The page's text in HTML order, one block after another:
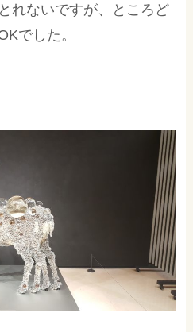
れないですが、ところど
でした。